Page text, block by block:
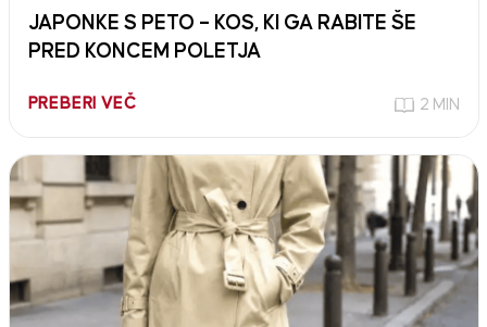
JAPONKE S PETO – KOS, KI GA RABITE ŠE
PRED KONCEM POLETJA
PREBERI VEČ 2 MIN